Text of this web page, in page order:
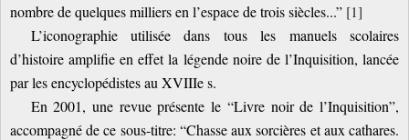
nombre de quelques milliers en l’espace de trois siècles...” [1]
L’iconographie utilisée dans tous les manuels scolaires
d’histoire amplifie en effet la légende noire de l’Inquisition, lancée
par les encyclopédistes au XVIIIe s.
En 2001, une revue présente le “Livre noir de l’Inquisition”,
accompagné de ce sous-titre: “Chasse aux sorcières et aux cathares.